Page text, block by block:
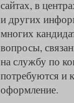
сайтах, в
и других
многих
вопросы,
на службу по
потребуются и
оформление.